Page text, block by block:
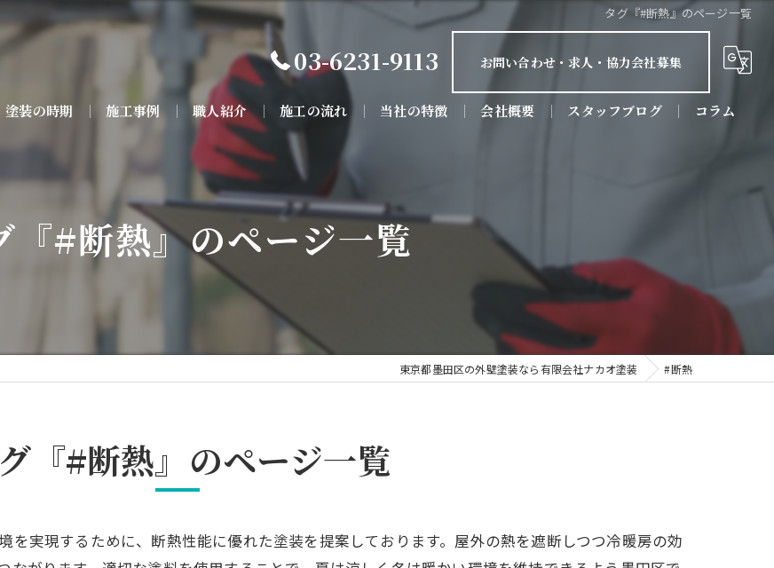
タグ『#断熱』のページ一覧
03-6231-9113 お問い合わせ・求人・協力会社募集
塗装の時期 施工事例 職人紹介 施工の流れ 当社の特徴
防水工事
屋根工事
会社概要 スタッフブログ コラム
『#断熱』のページ一覧
東京都墨田区の外壁塗装なら有限会社ナカオ塗装 #断熱
『#断熱』のページ一覧
を実現するために、断熱性能に優れた塗装を提案しております。屋外の熱を遮断しつつ冷暖房の効